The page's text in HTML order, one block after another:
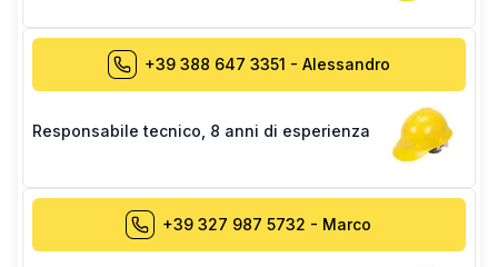
+39 388 647 3351 - Alessandro
Responsabile tecnico 8 anni di esperienza
+39 327 987 5732 - Marco